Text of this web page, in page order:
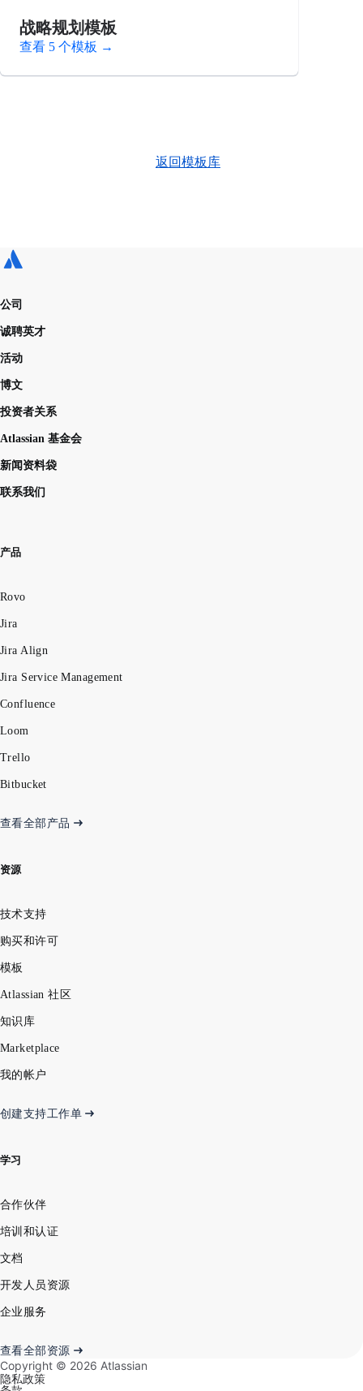
战略规划模板
查看 5 个模板 →
返回模板库
公司
诚聘英才
活动
博文
投资者关系
Atlassian 基金会
新闻资料袋
联系我们
产品
Rovo
Jira
Jira Align
Jira Service Management
Confluence
Loom
Trello
Bitbucket
查看全部产品
资源
技术支持
购买和许可
模板
Atlassian 社区
知识库
Marketplace
我的帐户
创建支持工作单
学习
合作伙伴
培训和认证
文档
开发人员资源
企业服务
查看全部资源
Copyright © 2026 Atlassian
隐私政策